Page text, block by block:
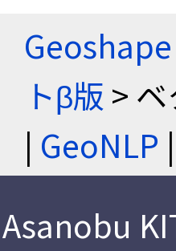
トβ版 >
| GeoNLP |
Asanobu